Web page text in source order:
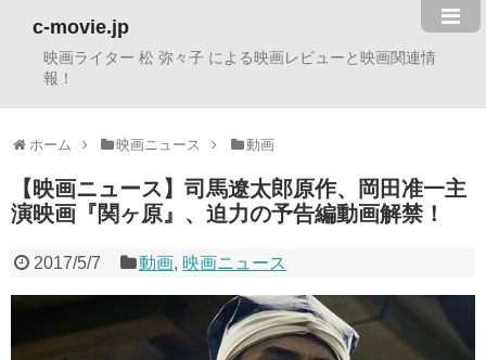
c-movie.jp
映画ライター 松 弥々子 による映画レビューと映画関連情
報！
ホーム 映画ニュース 動画
【映画ニュース】司馬遼太郎原作、岡田准一主
演映画『関ヶ原』、迫力の予告編動画解禁！
2017/5/7 動画, 映画ニュース